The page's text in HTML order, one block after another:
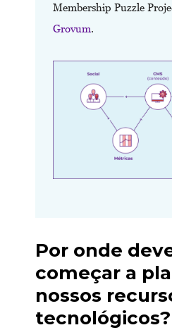
Membership Puzzle
Grovum.
Por onde
começar a
nossos
tecnológicos?